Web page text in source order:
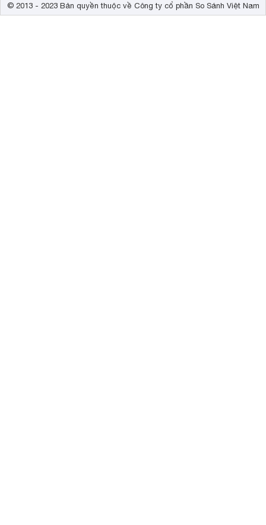
© 2013 - 2023 Bản quyền thuộc về Công ty cổ phần So Sánh Việt Nam